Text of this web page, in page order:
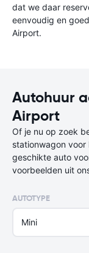
dat we daar
eenvoudig en
Airport.
Autohuur
Airport
Of je nu op zoek
stationwagon voor
geschikte auto
voorbeelden uit
AUTOTYPE
Mini